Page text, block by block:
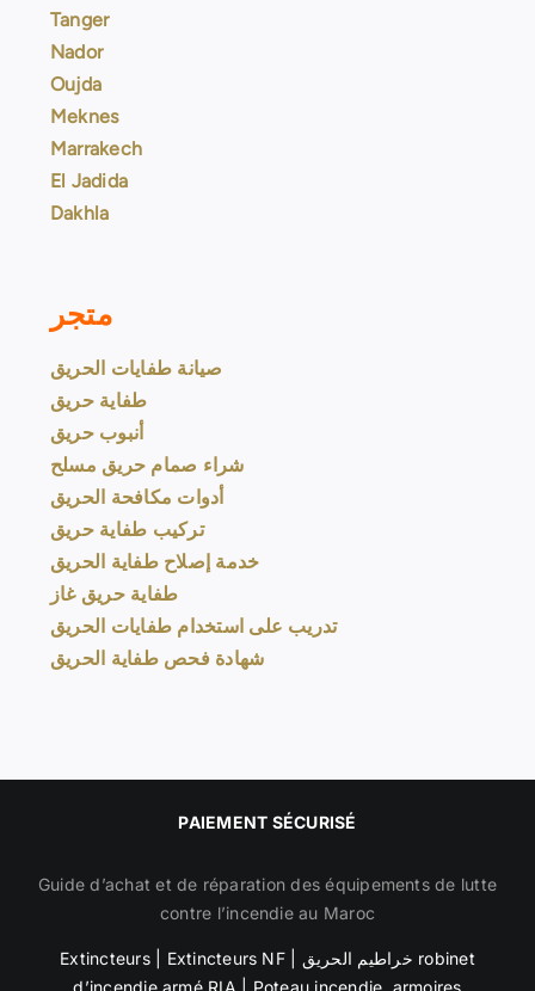
Tanger
Nador
Oujda
Meknes
Marrakech
El Jadida
Dakhla
متجر
صيانة طفايات الحريق
طفاية حريق
أنبوب حريق
شراء صمام حريق مسلح
أدوات مكافحة الحريق
تركيب طفاية حريق
خدمة إصلاح طفاية الحريق
طفاية حريق غاز
تدريب على استخدام طفايات الحريق
شهادة فحص طفاية الحريق
PAIEMENT SÉCURISÉ
Guide d’achat et de réparation des équipements de lutte
contre l’incendie au Maroc
Extincteurs| Extincteurs NF|
خراطيم الحريق robinet
d’incendie armé RIA
Poteau incendie armoires